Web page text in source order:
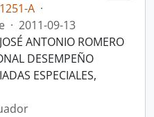
A ·
· 2011-09-13
ANTONIO ROMERO
DESEMPEÑO
ESPECIALES,